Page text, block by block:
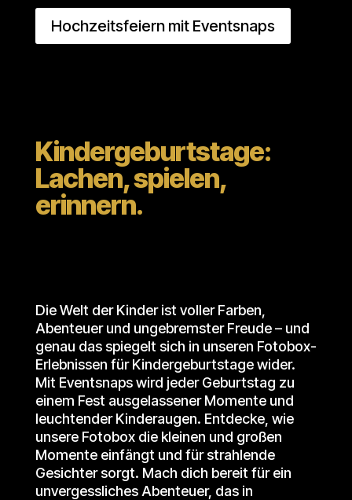
Hochzeitsfeiern mit Eventsnaps
Kindergeburtstage:
Lachen, spielen,
erinnern.
Die Welt der Kinder ist voller Farben,
Abenteuer und ungebremster Freude – und
genau das spiegelt sich in unseren Fotobox-
Erlebnissen für Kindergeburtstage wider.
Mit Eventsnaps wird jeder Geburtstag zu
einem Fest ausgelassener Momente und
leuchtender Kinderaugen. Entdecke, wie
unsere Fotobox die kleinen und großen
Momente einfängt und für strahlende
Gesichter sorgt. Mach dich bereit für ein
unvergessliches Abenteuer, das in